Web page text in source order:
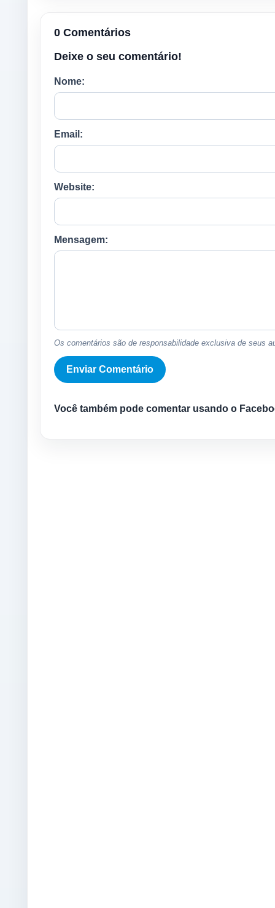
0 Comentários
Deixe o seu comentário!
Nome:
Email:
Website:
Mensagem:
Os comentários são de responsabilidade exclusiva de seus
Você também pode comentar usando o